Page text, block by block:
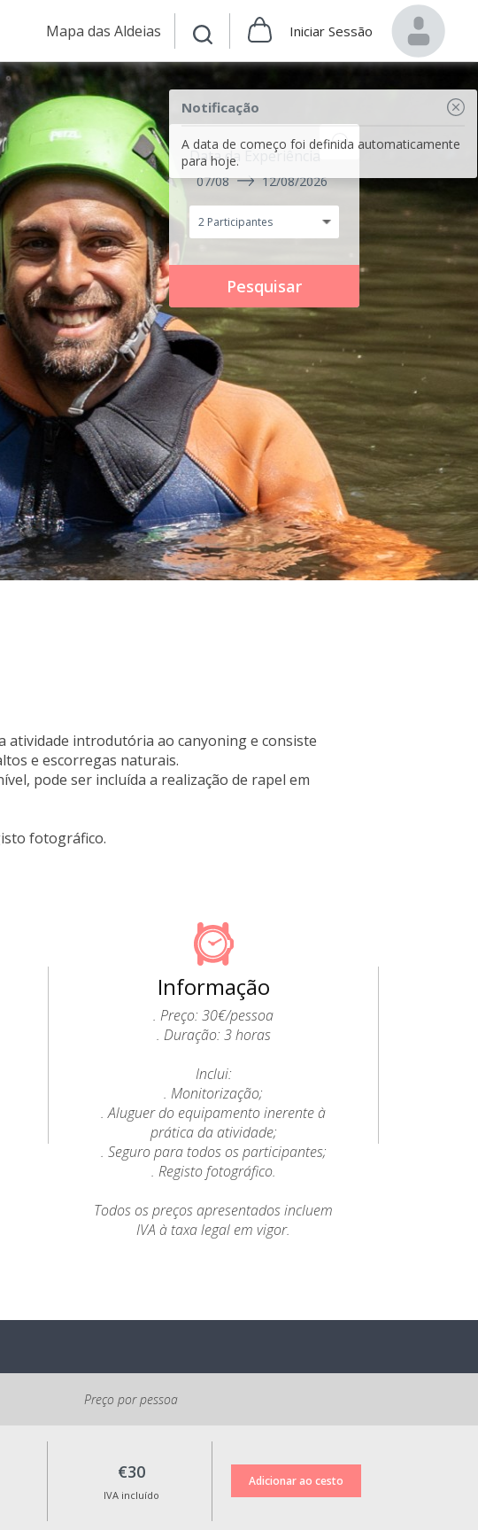
Mapa das Aldeias Iniciar Sessão
Notificação
A data de começo foi definida automaticamente
para hoje.
Data da Experiência
07/08 12/08/2026
atividade introdutória ao canyoning e consiste
e escorregas naturais.
pode ser incluída a realização de rapel em
fotográfico.
Informação
. Preço: 30€/pessoa
. Duração: 3 horas
Inclui:
. Monitorização;
. Aluguer do equipamento inerente à
prática da atividade;
. Seguro para todos os participantes;
. Registo fotográfico.
Todos os preços apresentados incluem
IVA à taxa legal em vigor.
Preço por pessoa
€30
IVA incluído